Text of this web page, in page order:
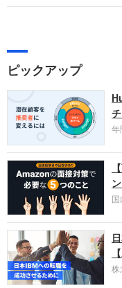
ピックアップ
年
お
い
圧
株